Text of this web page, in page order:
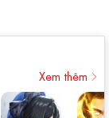
Xem thêm